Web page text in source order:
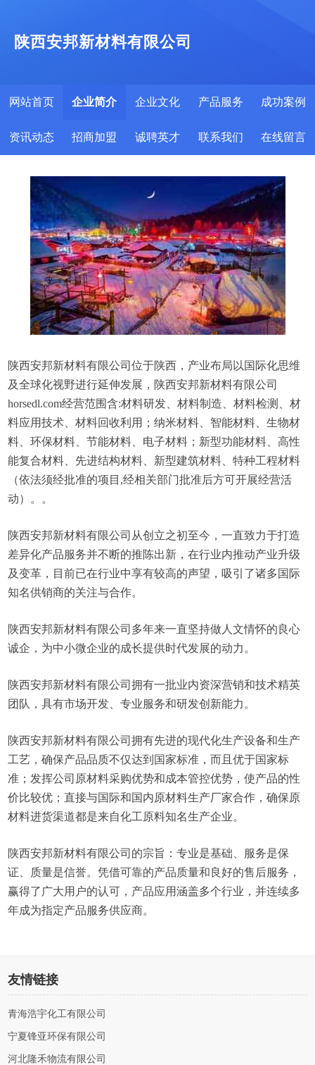
陕西安邦新材料有限公司
网站首页 企业简介 企业文化 产品服务 成功案例
资讯动态 招商加盟 诚聘英才 联系我们 在线留言
陕西安邦新材料有限公司位于陕西，产业布局以国际化思维
及全球化视野进行延伸发展，陕西安邦新材料有限公司
horsedl.com经营范围含:材料研发、材料制造、材料检测、材
料应用技术、材料回收利用；纳米材料、智能材料、生物材
料、环保材料、节能材料、电子材料；新型功能材料、高性
能复合材料、先进结构材料、新型建筑材料、特种工程材料
（依法须经批准的项目,经相关部门批准后方可开展经营活
动）。。
陕西安邦新材料有限公司从创立之初至今，一直致力于打造
差异化产品服务并不断的推陈出新，在行业内推动产业升级
及变革，目前已在行业中享有较高的声望，吸引了诸多国际
知名供销商的关注与合作。
陕西安邦新材料有限公司多年来一直坚持做人文情怀的良心
诚企，为中小微企业的成长提供时代发展的动力。
陕西安邦新材料有限公司拥有一批业内资深营销和技术精英
团队，具有市场开发、专业服务和研发创新能力。
陕西安邦新材料有限公司拥有先进的现代化生产设备和生产
工艺，确保产品品质不仅达到国家标准，而且优于国家标
准；发挥公司原材料采购优势和成本管控优势，使产品的性
价比较优；直接与国际和国内原材料生产厂家合作，确保原
材料进货渠道都是来自化工原料知名生产企业。
陕西安邦新材料有限公司的宗旨：专业是基础、服务是保
证、质量是信誉。凭借可靠的产品质量和良好的售后服务，
赢得了广大用户的认可，产品应用涵盖多个行业，并连续多
年成为指定产品服务供应商。
友情链接
青海浩宇化工有限公司
宁夏锋亚环保有限公司
河北隆禾物流有限公司